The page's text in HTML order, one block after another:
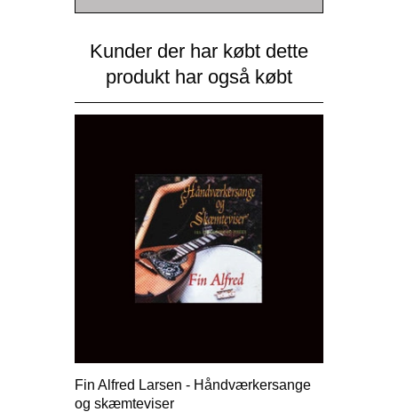
Kunder der har købt dette
produkt har også købt
Fin Alfred Larsen - Håndværkersange
og skæmteviser